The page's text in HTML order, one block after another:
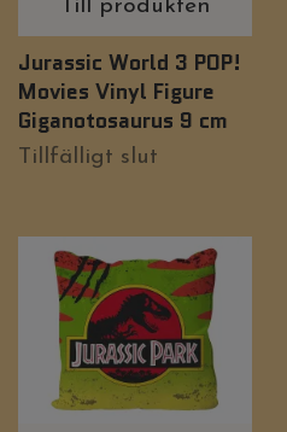
Till produkten
Jurassic World 3 POP!
Movies Vinyl Figure
Giganotosaurus 9 cm
Tillfälligt slut